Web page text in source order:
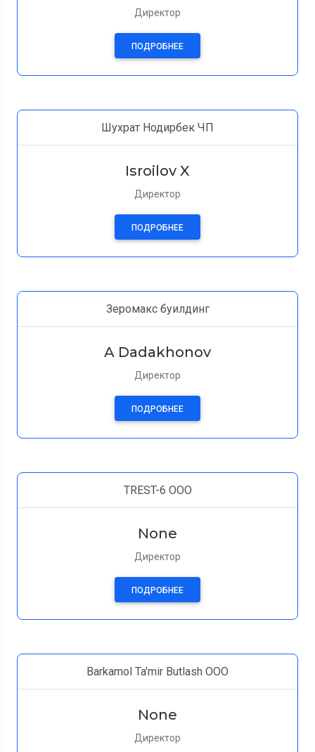
Директор
ПОДРОБНЕЕ
Шухрат Нодирбек ЧП
Isroilov X
Директор
ПОДРОБНЕЕ
Зеромакс буилдинг
A Dadakhonov
Директор
ПОДРОБНЕЕ
TREST-6 OOO
None
Директор
ПОДРОБНЕЕ
Barkamol Ta'mir Butlash OOO
None
Директор